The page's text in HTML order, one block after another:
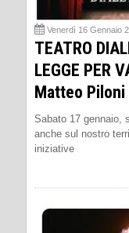
Venerdì 16 Gennaio
TEATRO
LEGGE PER
Matteo Piloni
Sabato 17 gennaio,
anche sul nostro
iniziative